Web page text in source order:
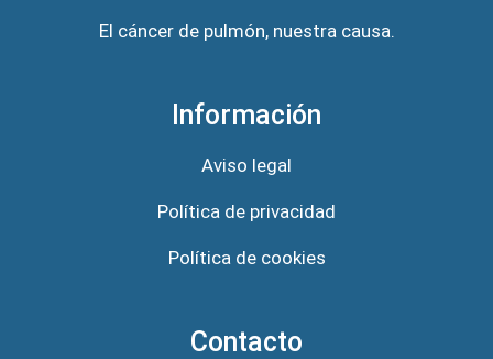
El cáncer de pulmón, nuestra causa.
Información
Aviso legal
Política de privacidad
Política de cookies
Contacto